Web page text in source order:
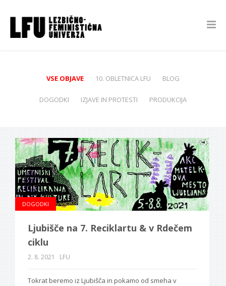
VSE OBJAVE 10. OBLETNICA LFU BLOG
DOGODKI IZJAVE IN PROTESTI PRODUKCIJA
DOGODKI
Ljubišče na 7. Reciklartu & v Rdečem
ciklu
2. 8. 2021 LFU
Tokrat beremo iz Ljubišča in pokamo od smeha v